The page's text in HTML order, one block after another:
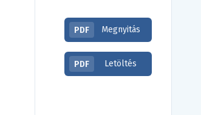
PDF Megnyitás
PDF Letöltés